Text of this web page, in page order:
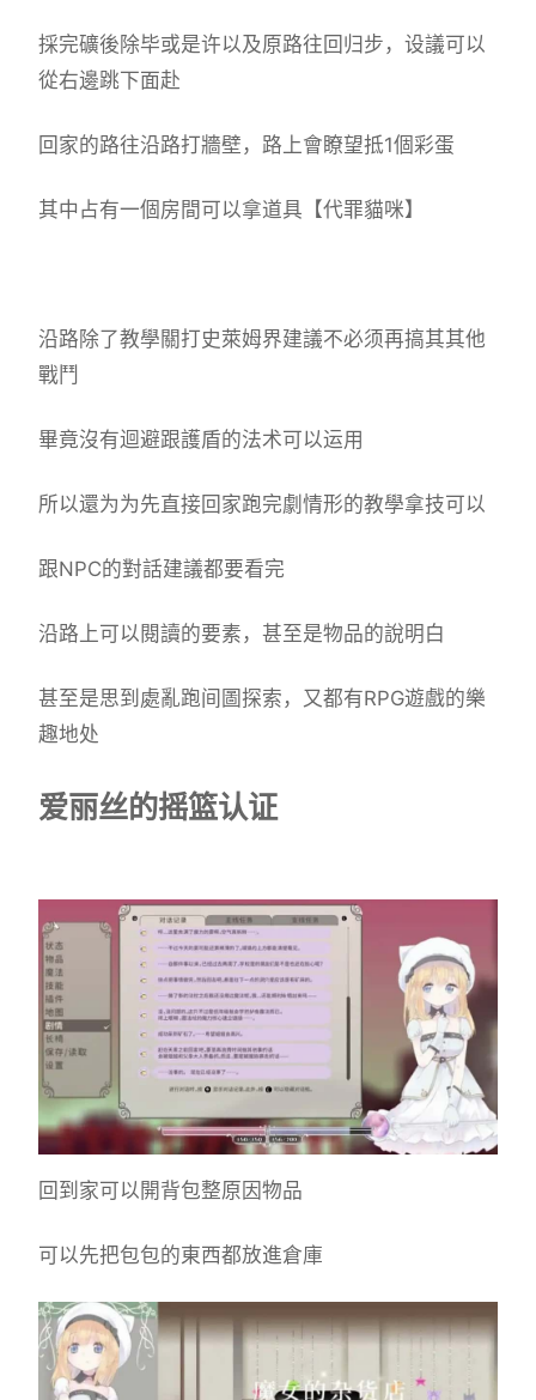
採完礦後除毕或是许以及原路往回归步，设議可以
從右邊跳下面赴
回家的路往沿路打牆壁，路上會瞭望抵1個彩蛋
其中占有一個房間可以拿道具【代罪貓咪】
沿路除了教學關打史萊姆界建議不必须再搞其其他
戰鬥
畢竟沒有迴避跟護盾的法术可以运用
所以還为为先直接回家跑完劇情形的教學拿技可以
跟NPC的對話建議都要看完
沿路上可以閱讀的要素，甚至是物品的說明白
甚至是思到處亂跑间圖探索，又都有RPG遊戲的樂
趣地处
爱丽丝的摇篮认证
回到家可以開背包整原因物品
可以先把包包的東西都放進倉庫